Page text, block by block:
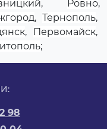
, Ровно,
, Тернополь,
, Первомайск,
;
98